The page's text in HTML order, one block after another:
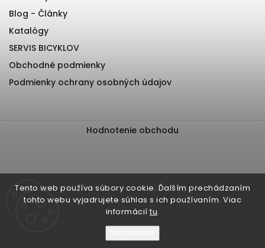
Tento web používa súbory cookie. Ďalším prechádzaním
tohto webu vyjadrujete súhlas s ich používaním. Viac
informácií tu.
Blog - Články
Katalógy
SERVIS BICYKLOV
Obchodné podmienky
Podmienky ochrany osobných údajov
Hodnotenie obchodu